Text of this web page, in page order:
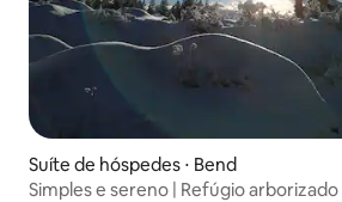
Suíte de hóspedes ⋅ Bend
Simples e sereno | Refúgio